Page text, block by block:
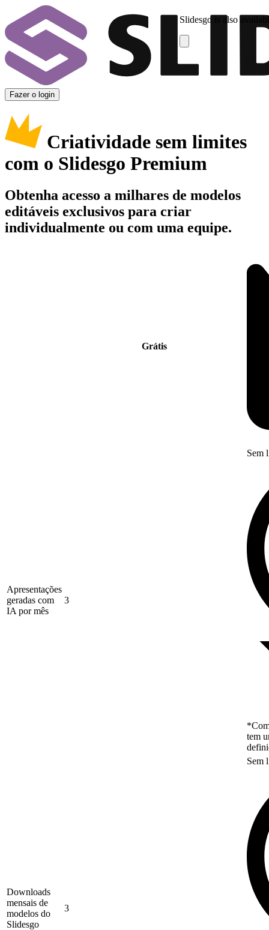
Slidesgo is also
Fazer o login
Criatividade sem limites
com o Slidesgo Premium
Obtenha acesso a milhares de modelos
editáveis exclusivos para criar
individualmente ou com uma equipe.
Grátis
Apresentações
geradas com
IA por mês
3
Sem
tem
Downloads
mensais de
modelos do
Slidesgo
3
Sem